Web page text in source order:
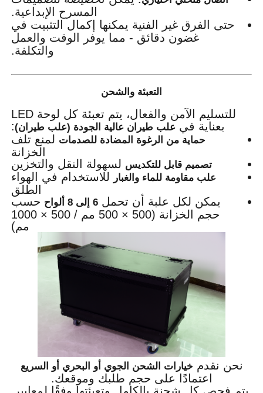
المسرح الإبداعية.
حتى الفرق غير الفنية يمكنها إكمال التثبيت في
غضون دقائق - مما يوفر الوقت والعمل
والتكلفة.
التعبئة والشحن
للتسليم الآمن والفعال، يتم تعبئة كل لوحة LED
بعناية في علب طيران عالية الجودة (علب طيران):
حماية من الرغوة المضادة للصدمات لمنع تلف
الخزانة
تصميم قابل للتكديس لسهولة النقل والتخزين
علب مقاومة للماء والغبار
للاستخدام في الهواء
الطلق
يمكن لكل علبة أن تحمل 6 إلى 8 ألواح
حسب
حجم الخزانة (500 × 500 مم / 500 × 1000
مم)
نحن نقدم خيارات الشحن الجوي أو البحري أو السريع
اعتمادًا على حجم طلبك وموقعك.